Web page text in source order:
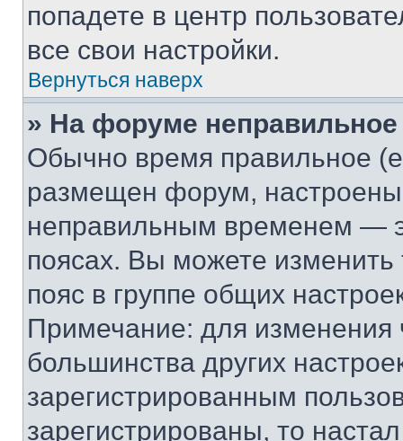
попадете в центр
все свои настройки.
Вернуться наверх
» На форуме
Обычно время правильное
размещен форум, настроены
неправильным временем —
поясах. Вы можете изменить
пояс в группе общих
Примечание: для изменения
большинства других
зарегистрированным
зарегистрированы, то